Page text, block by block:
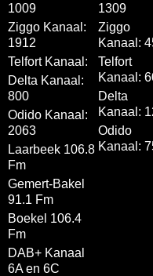
1009
Ziggo Kanaal:
1912
Telfort Kanaal:
Delta Kanaal:
800
Odido Kanaal:
2063
Laarbeek 106.8
Fm
Gemert-Bakel
91.1 Fm
Boekel 106.4
Fm
DAB+ Kanaal
6A en 6C
1309
Ziggo
Kanaal:
Telfort
Kanaal:
Delta
Kanaal:
Odido
Kanaal: